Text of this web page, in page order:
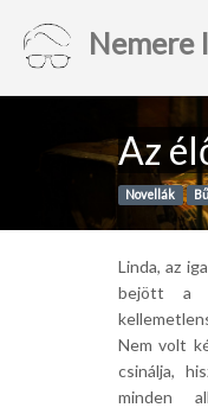
Nemere
Az
Novellák
Linda, az
bejött a
Nem volt
csinálja,
minden